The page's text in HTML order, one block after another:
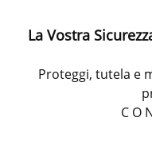
La Vostra
Proteggi, tutela e
C O